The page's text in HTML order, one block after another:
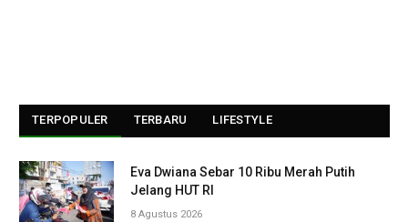
TERPOPULER TERBARU LIFESTYLE
Eva Dwiana Sebar 10 Ribu Merah Putih
Jelang HUT RI
8 Agustus 2026